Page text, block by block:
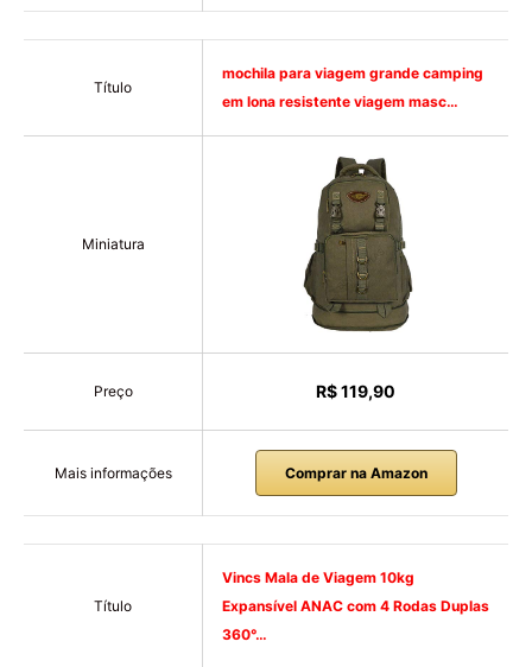
Título
mochila para viagem grande camping
em lona resistente viagem masc…
Miniatura
Preço R$ 119,90
Mais informações Comprar na Amazon
Título
Vincs Mala de Viagem 10kg
Expansível ANAC com 4 Rodas Duplas
360°…